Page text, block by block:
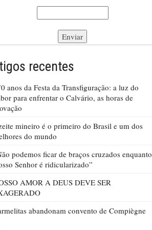
recentes
anos da Festa da Transfiguração: a luz do
para enfrentar o Calvário, as horas de
mineiro é o primeiro do Brasil e um dos
do mundo
podemos ficar de braços cruzados enquanto
Senhor é ridicularizado”
AMOR A DEUS DEVE SER
abandonam convento de Compiègne